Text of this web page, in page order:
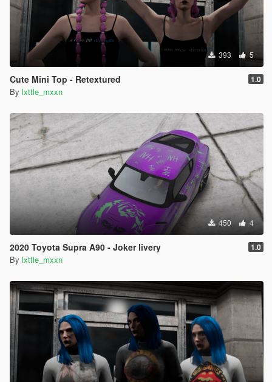
393 5
Cute Mini Top - Retextured 1.0
By lxttle_mxxn
450 4
2020 Toyota Supra A90 - Joker livery 1.0
By lxttle_mxxn